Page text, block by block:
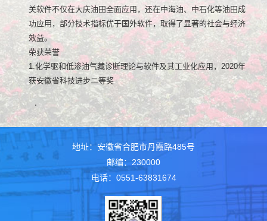
关软件不仅在大庆油田全面应用，还在中海油、中石化等油田成
功应用，部分技术指标优于国外软件，取得了显著的社会与经济
效益。
荣获荣誉
1.化学驱和低渗油气藏诊断理论与软件及其工业化应用，2020年
获安徽省科技进步二等奖
.
地址：安徽省合肥市丹霞路485号
邮编：230000
电话：0551-63831674